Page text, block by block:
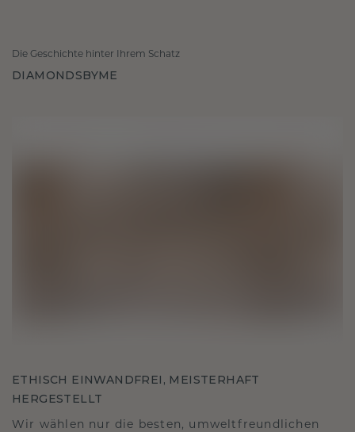
Die Geschichte hinter Ihrem Schatz
DIAMONDSBYME
ETHISCH EINWANDFREI, MEISTERHAFT
HERGESTELLT
Wir wählen nur die besten, umweltfreundlichen